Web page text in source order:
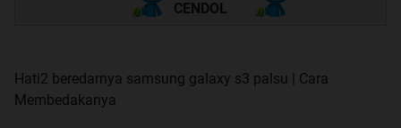
CENDOL
Hati2 beredarnya samsung galaxy s3 palsu | Cara
Membedakanya